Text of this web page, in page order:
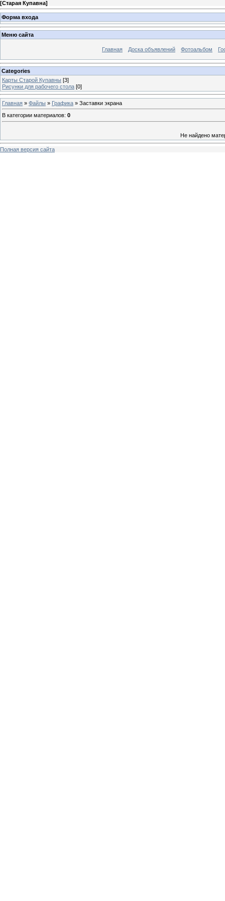
[Старая Купавна]
Форма входа
Меню сайта
Главная Доска объявлений Фотоальбом
Categories
Карты Старой Купавны [3]
Рисунки для рабочего стола [0]
Главная » Файлы » Графика » Заставки экрана
В категории материалов: 0
Не найдено
Полная версия сайта